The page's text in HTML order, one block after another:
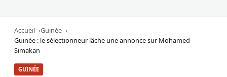
Accueil
Guinée
Guinée : le sélectionneur lâche une annonce sur Mohamed
Simakan
GUINÉE